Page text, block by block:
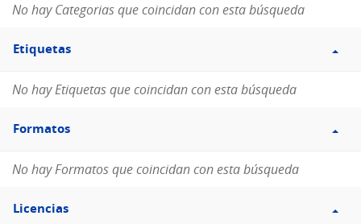
No hay Categorias que coincidan con esta búsqueda
Filtro
Etiquetas
Etiquetas
No hay Etiquetas que coincidan con esta búsqueda
Filtro
Formatos
Formatos
No hay Formatos que coincidan con esta búsqueda
Filtro
Licencias